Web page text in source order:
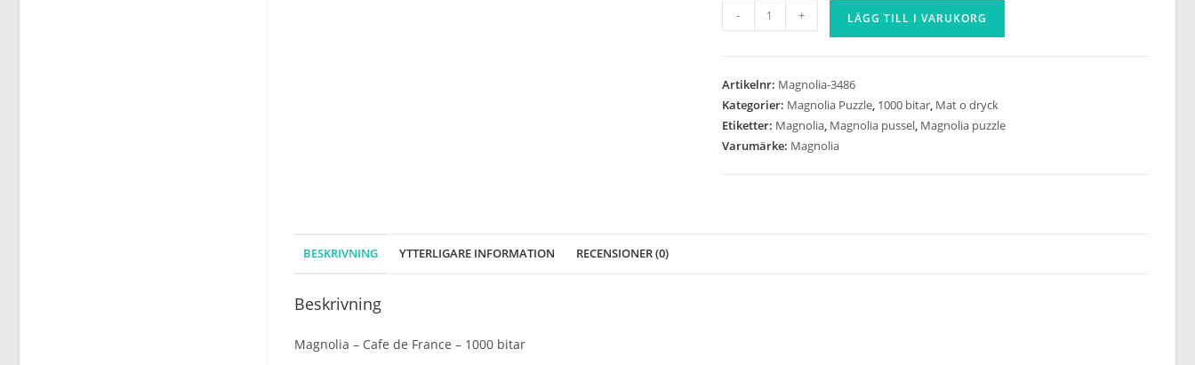
Magnolia
-
France
-
1000
- + LÄGG TILL I VARUKORG
Artikelnr: Magnolia-3486
Kategorier: Magnolia Puzzle, 1000 bitar, Mat o dryck
Etiketter: Magnolia, Magnolia pussel, Magnolia puzzle
Varumärke: Magnolia
BESKRIVNING YTTERLIGARE INFORMATION RECENSIONER (0)
Beskrivning
Magnolia – Cafe de France – 1000 bitar